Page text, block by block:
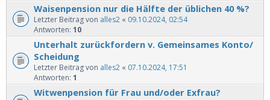
Waisenpension nur die Hälfte der üblichen 40 %?
Letzter Beitrag von alles2 « 09.10.2024, 02:54
Antworten: 10
Unterhalt zurückfordern v. Gemeinsames Konto/
Scheidung
Letzter Beitrag von alles2 « 07.10.2024, 17:51
Antworten: 1
Witwenpension für Frau und/oder Exfrau?